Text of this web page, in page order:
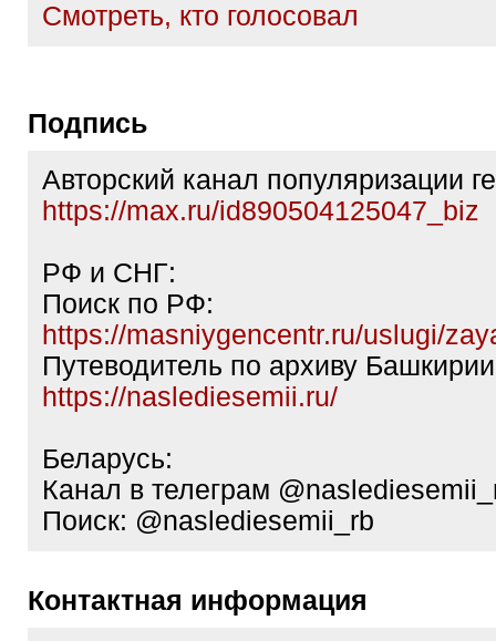
Cмотреть, кто голосовал
Подпись
Авторский канал популяризации
https://max.ru/id890504125047_biz
РФ и СНГ:
Поиск по РФ:
https://masniygencentr.ru/uslugi/
Путеводитель по архиву
https://naslediesemii.ru/
Беларусь:
Канал в телеграм
Поиск: @naslediesemii_rb
Контактная информация